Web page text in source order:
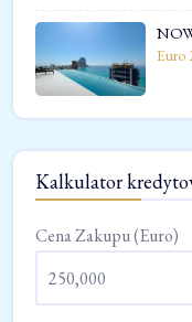
Euro
Kalkulator
Cena Zakupu (Euro)